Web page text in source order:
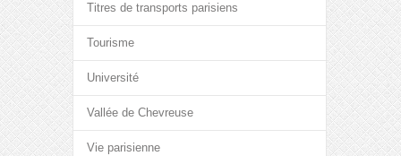
Titres de transports parisiens
Tourisme
Université
Vallée de Chevreuse
Vie parisienne